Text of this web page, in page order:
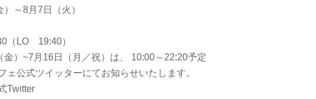
～8月7日（火）
（LO 19:40）
）~7月16日（月／祝）は、 10:00～22:20予定
ェ公式ツイッターにてお知らせいたします。
Twitter